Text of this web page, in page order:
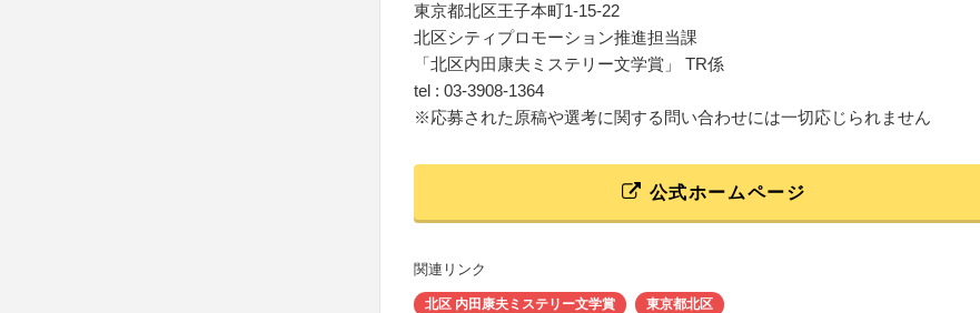
東京都北区王子本町1-15-22
北区シティプロモーション推進担当課
「北区内田康夫ミステリー文学賞」 TR係
tel : 03-3908-1364
※応募された原稿や選考に関する問い合わせには一切応じられません
公式ホームページ
関連リンク
北区 内田康夫ミステリー文学賞 東京都北区